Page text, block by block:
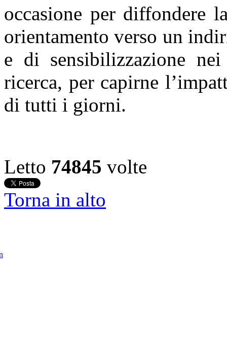
occasione per diffondere
orientamento verso un
e di sensibilizzazione
ricerca, per capirne
di tutti i giorni.
Letto 74845 volte
Torna in alto